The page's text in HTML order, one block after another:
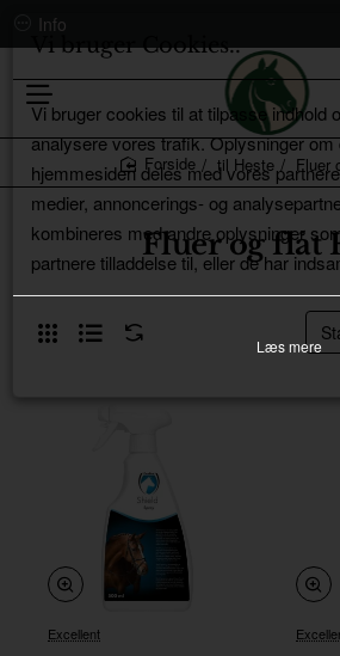
Info
Fluer og flåt
home
til Heste Fluer
Excellent
Vi bruger Cookies..
Vi bruger cookies til at tilpasse indhold
analysere vores trafik. Oplysninger om
hjemmesiden deles med vores
medier, annoncerings- og
kombineres med andre oplysninger
partnere tilladdelse til, eller de har
Læs mere